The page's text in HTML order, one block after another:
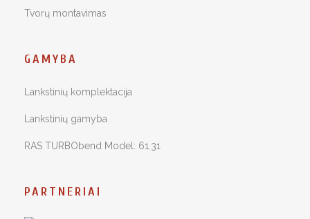
Tvorų montavimas
GAMYBA
Lankstinių komplektacija
Lankstinių gamyba
RAS TURBObend Model: 61.31
PARTNERIAI